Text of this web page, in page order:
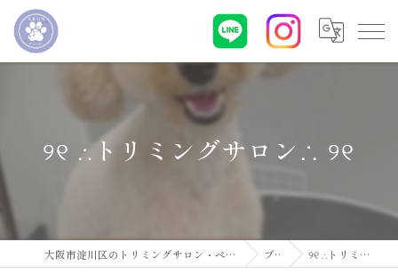
୨୧ ∴トリミングサロン∴ ୨୧
大阪市淀川区のトリミングサロン・ペットサロンならDogsalon ARUN ブログ ୨୧ ∴トリミングサロン∴ ୨୧